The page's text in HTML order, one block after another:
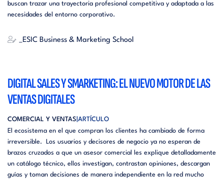
buscan trazar una trayectoria profesional competitiva y adaptada a las
necesidades del entorno corporativo.
_ESIC Business & Marketing School
DIGITAL SALES Y SMARKETING: EL NUEVO MOTOR DE LAS
VENTAS DIGITALES
COMERCIAL Y VENTAS ARTÍCULO
El ecosistema en el que compran los clientes ha cambiado de forma
irreversible. Los usuarios y decisores de negocio ya no esperan de
brazos cruzados a que un asesor comercial les explique detalladamente
un catálogo técnico, ellos investigan, contrastan opiniones, descargan
guías y toman decisiones de manera independiente en la red mucho